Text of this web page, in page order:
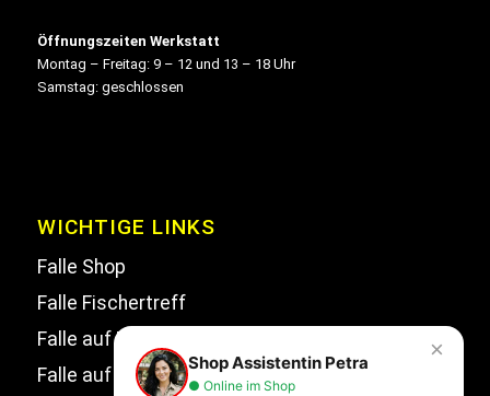
Öffnungszeiten Werkstatt
Montag – Freitag: 9 – 12 und 13 – 18 Uhr
Samstag: geschlossen
WICHTIGE LINKS
Falle Shop
Falle Fischertreff
Falle auf Facebook
Falle auf Instagram
×
Shop Assistentin Petra
● Online im Shop